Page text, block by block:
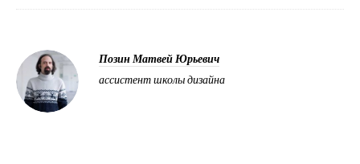
Позин Матвей Юрьевич
ассистент школы дизайна